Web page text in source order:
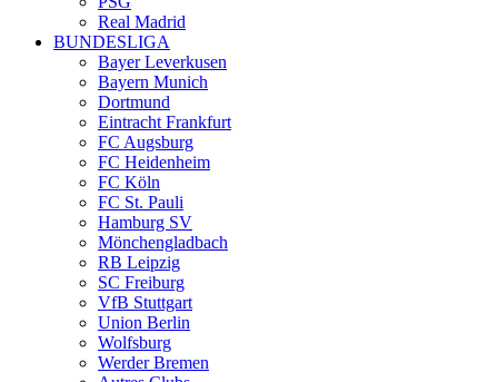
Real Madrid
BUNDESLIGA
Bayer Leverkusen
Bayern Munich
Dortmund
Eintracht Frankfurt
FC Augsburg
FC Heidenheim
FC Köln
FC St. Pauli
Hamburg SV
Mönchengladbach
RB Leipzig
SC Freiburg
VfB Stuttgart
Union Berlin
Wolfsburg
Werder Bremen